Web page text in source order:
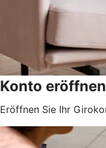
Konto eröffnen
Eröffnen Sie Ihr